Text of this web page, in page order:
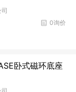
0询价
卧式磁环底座